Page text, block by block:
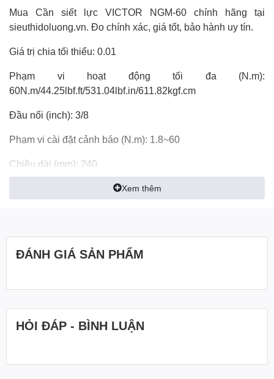
Mua Cần siết lực VICTOR NGM-60 chính hãng tại
sieuthidoluong.vn. Đo chính xác, giá tốt, bảo hành uy tín.
Giá trị chia tối thiểu: 0.01
Phạm vi hoạt động tối đa (N.m):
60N.m/44.25lbf.ft/531.04lbf.in/611.82kgf.cm
Đầu nối (inch): 3/8
Phạm vi cài đặt cảnh báo (N.m): 1.8~60
Chiều dài (mm): 240
Độ chính xác: Theo chiều kim đồng hồ: ± 2% Ngược chiều
Chế độ hoạt động: Chế độ cao điểm（P)/ Chế độ thời gian
Đơn vị: N.m, kgf.cm, lbf.ft, lbf.in
Số lượng phím: 5
Xem thêm
ĐÁNH GIÁ SẢN PHẨM
HỎI ĐÁP - BÌNH LUẬN